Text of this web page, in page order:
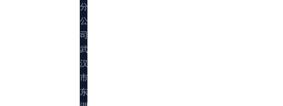
分
公
司：
武
汉
市
东